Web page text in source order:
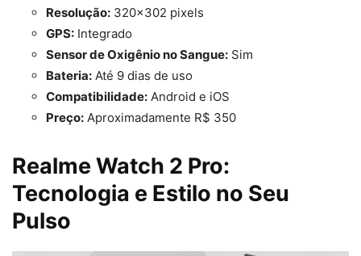
Resolução: 320×302 pixels
GPS: Integrado
Sensor de Oxigênio no Sangue: Sim
Bateria: Até 9 dias de uso
Compatibilidade: Android e iOS
Preço: Aproximadamente R$ 350
Realme Watch 2 Pro:
Tecnologia e Estilo no Seu
Pulso